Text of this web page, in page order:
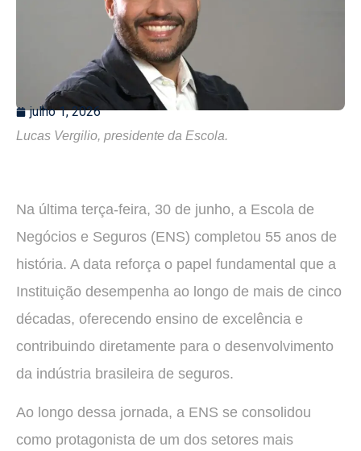
julho 1, 2026
Lucas Vergilio, presidente da Escola.
Na última terça-feira, 30 de junho, a Escola de
Negócios e Seguros (ENS) completou 55 anos de
história. A data reforça o papel fundamental que a
Instituição desempenha ao longo de mais de cinco
décadas, oferecendo ensino de excelência e
contribuindo diretamente para o desenvolvimento
da indústria brasileira de seguros.
Ao longo dessa jornada, a ENS se consolidou
como protagonista de um dos setores mais